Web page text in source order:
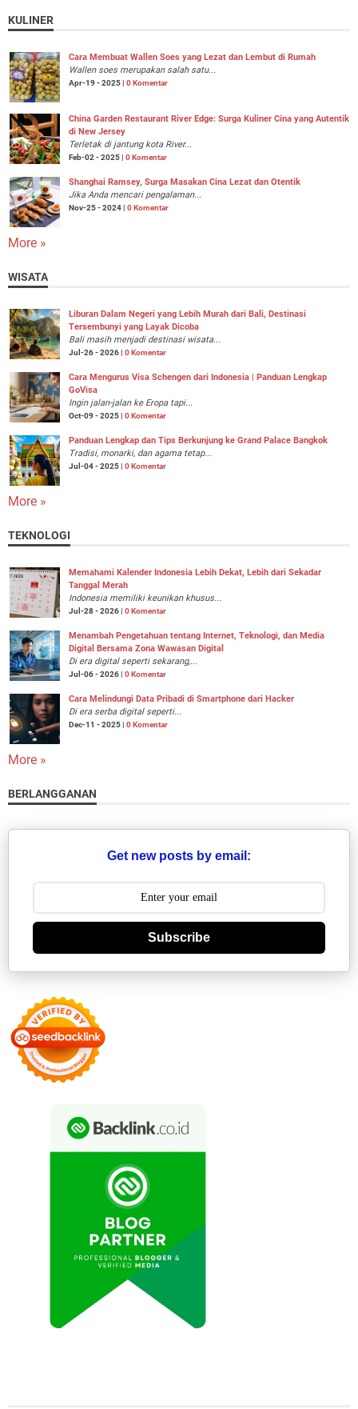
KULINER
Cara Membuat Wallen Soes yang Lezat dan Lembut di Rumah
Wallen soes merupakan salah satu...
Apr-19 - 2025 | 0 Komentar
China Garden Restaurant River Edge: Surga Kuliner Cina yang Autentik
di New Jersey
Terletak di jantung kota River...
Feb-02 - 2025 | 0 Komentar
Shanghai Ramsey, Surga Masakan Cina Lezat dan Otentik
Jika Anda mencari pengalaman...
Nov-25 - 2024 | 0 Komentar
More »
WISATA
Liburan Dalam Negeri yang Lebih Murah dari Bali, Destinasi
Tersembunyi yang Layak Dicoba
Bali masih menjadi destinasi wisata...
Jul-26 - 2026 | 0 Komentar
Cara Mengurus Visa Schengen dari Indonesia | Panduan Lengkap
GoVisa
Ingin jalan-jalan ke Eropa tapi...
Oct-09 - 2025 | 0 Komentar
Panduan Lengkap dan Tips Berkunjung ke Grand Palace Bangkok
Tradisi, monarki, dan agama tetap...
Jul-04 - 2025 | 0 Komentar
More »
TEKNOLOGI
Memahami Kalender Indonesia Lebih Dekat, Lebih dari Sekadar
Tanggal Merah
Indonesia memiliki keunikan khusus...
Jul-28 - 2026 | 0 Komentar
Menambah Pengetahuan tentang Internet, Teknologi, dan Media
Digital Bersama Zona Wawasan Digital
Di era digital seperti sekarang,...
Jul-06 - 2026 | 0 Komentar
Cara Melindungi Data Pribadi di Smartphone dari Hacker
Di era serba digital seperti...
Dec-11 - 2025 | 0 Komentar
More »
BERLANGGANAN
Get new posts by email:
Subscribe